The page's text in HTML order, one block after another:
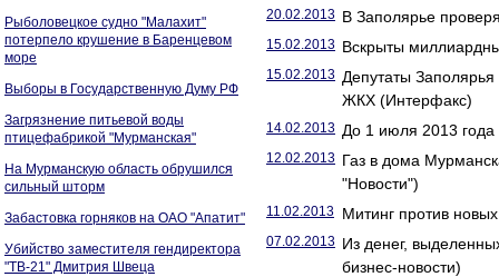
Рыболовецкое судно "Малахит"
потерпело крушение в Баренцевом
море
Выборы в Государственную Думу РФ
Загрязнение питьевой воды
птицефабрикой "Мурманская"
На Мурманскую область обрушился
сильный шторм
Забастовка горняков на ОАО "Апатит"
Убийство заместителя гендиректора
"ТВ-21" Дмитрия Швеца
20.02.2013 В Заполярье
15.02.2013 Вскрыты
15.02.2013 Депутаты
ЖКХ (Интерфакс)
14.02.2013 До 1 июля 2013
12.02.2013 Газ в дома
"Новости")
11.02.2013 Митинг против
07.02.2013 Из денег,
бизнес-новости)